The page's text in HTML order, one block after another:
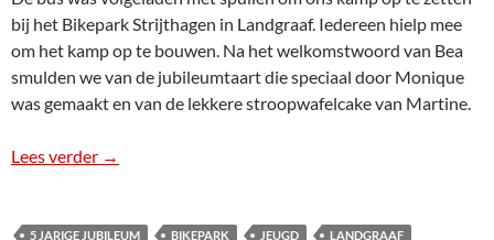
bij het Bikepark Strijthagen in Landgraaf. Iedereen hielp mee
om het kamp op te bouwen. Na het welkomstwoord van Bea
smulden we van de jubileumtaart die speciaal door Monique
was gemaakt en van de lekkere stroopwafelcake van Martine.
Lees verder Dat moest gevierd worden…
→
5 JARIGE JUBILEUM BIKEPARK JEUGD LANDGRAAF